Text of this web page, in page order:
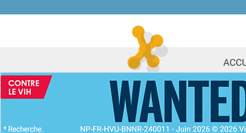
Accédez sans